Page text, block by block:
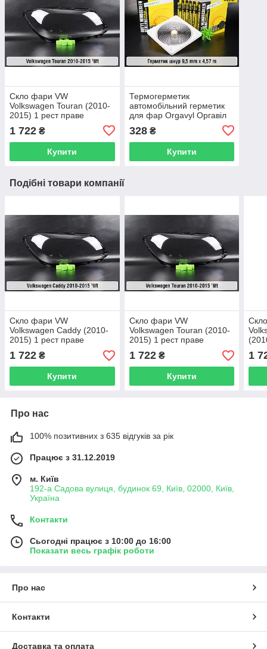
Скло фари VW
Volkswagen Touran (2010-
2015) 1 рест праве
1 722 ₴
Купити
Термогерметик
автомобільний герметик
для фар Orgavyl Оргавіл
328₴
Купити
Подібні товари компанії
Скло фари VW
Volkswagen Caddy (2010-
2015) 1 рест праве
1 722 ₴
Купити
Скло фари VW
Volkswagen Touran (2010-
2015) 1 рест праве
1 722₴
Купити
1
Про нас
100% позитивних з 635 відгуків за рік
Працює з 31.12.2019
м. Київ
192-а Садова вулиця, будинок 69, Київ, 02000, Київ,
Україна
Контакти
Сьогодні працює з 10:00 до 16:00
Показати весь графік роботи
Про нас
Контакти
Доставка та оплата